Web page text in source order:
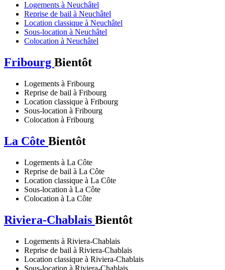
Logements à Neuchâtel
Reprise de bail à Neuchâtel
Location classique à Neuchâtel
Sous-location à Neuchâtel
Colocation à Neuchâtel
Fribourg Bientôt
Logements à Fribourg
Reprise de bail à Fribourg
Location classique à Fribourg
Sous-location à Fribourg
Colocation à Fribourg
La Côte Bientôt
Logements à La Côte
Reprise de bail à La Côte
Location classique à La Côte
Sous-location à La Côte
Colocation à La Côte
Riviera-Chablais Bientôt
Logements à Riviera-Chablais
Reprise de bail à Riviera-Chablais
Location classique à Riviera-Chablais
Sous-location à Riviera-Chablais